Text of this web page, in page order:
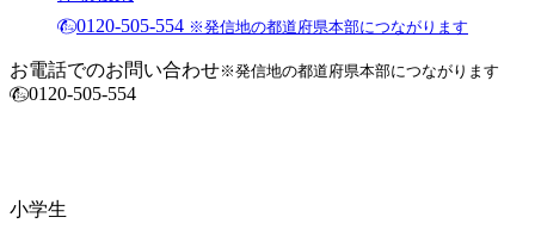
0120-505-554 ※発信地の都道府県本部につながります
お電話でのお問い合わせ※発信地の都道府県本部につながります
0120-505-554
小学生